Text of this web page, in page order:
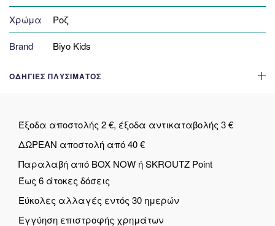
Χρώμα Ροζ
Brand Biyo Kids
ΟΔΗΓΊΕΣ ΠΛΥΣΊΜΑΤΟΣ
Έξοδα αποστολής 2 €, έξοδα αντικαταβολής 3 €
ΔΩΡΕΑΝ αποστολή από 40 €
Παραλαβή από BOX NOW ή SKROUTZ Point
Έως 6 άτοκες δόσεις
Εύκολες αλλαγές εντός 30 ημερών
Εγγύηση επιστροφής χρημάτων